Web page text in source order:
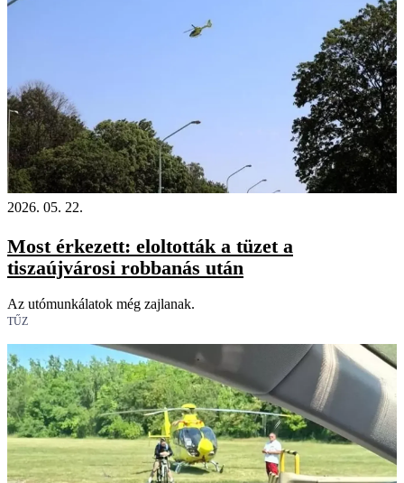
2026. 05. 22.
Most érkezett: eloltották a tüzet a
tiszaújvárosi robbanás után
Az utómunkálatok még zajlanak.
TŰZ